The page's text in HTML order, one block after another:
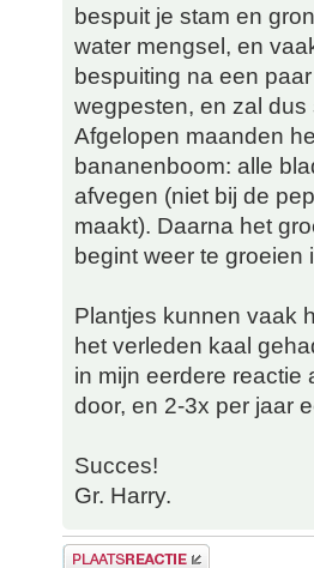
bespuit je stam en
water mengsel, en
bespuiting na een
wegpesten, en zal
Afgelopen maanden
bananenboom: alle
afvegen (niet bij de
maakt). Daarna het
begint weer te groeien
Plantjes kunnen vaak
het verleden kaal
in mijn eerdere
door, en 2-3x per jaar
Succes!
Gr. Harry.
Plaats een reactie